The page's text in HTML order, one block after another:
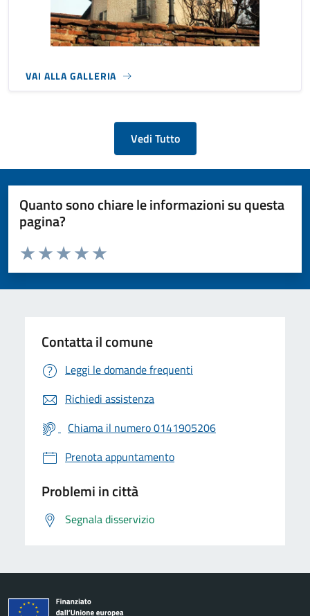
VAI ALLA GALLERIA
Vedi Tutto
Quanto sono chiare le informazioni su questa
pagina?
Valuta da 1 a 5 stelle la pagina
Valuta 5 stelle su 5
Valuta 4 stelle su 5
Valuta 3 stelle su 5
Valuta 2 stelle su 5
Valuta 1 stelle su 5
Contatta il comune
Leggi le domande frequenti
Richiedi assistenza
Chiama il numero 0141905206
Prenota appuntamento
Problemi in città
Segnala disservizio